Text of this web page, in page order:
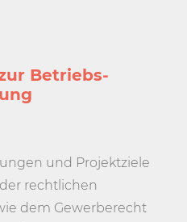
Betriebs­
und Projektziele
rechtlichen
dem Gewerberecht